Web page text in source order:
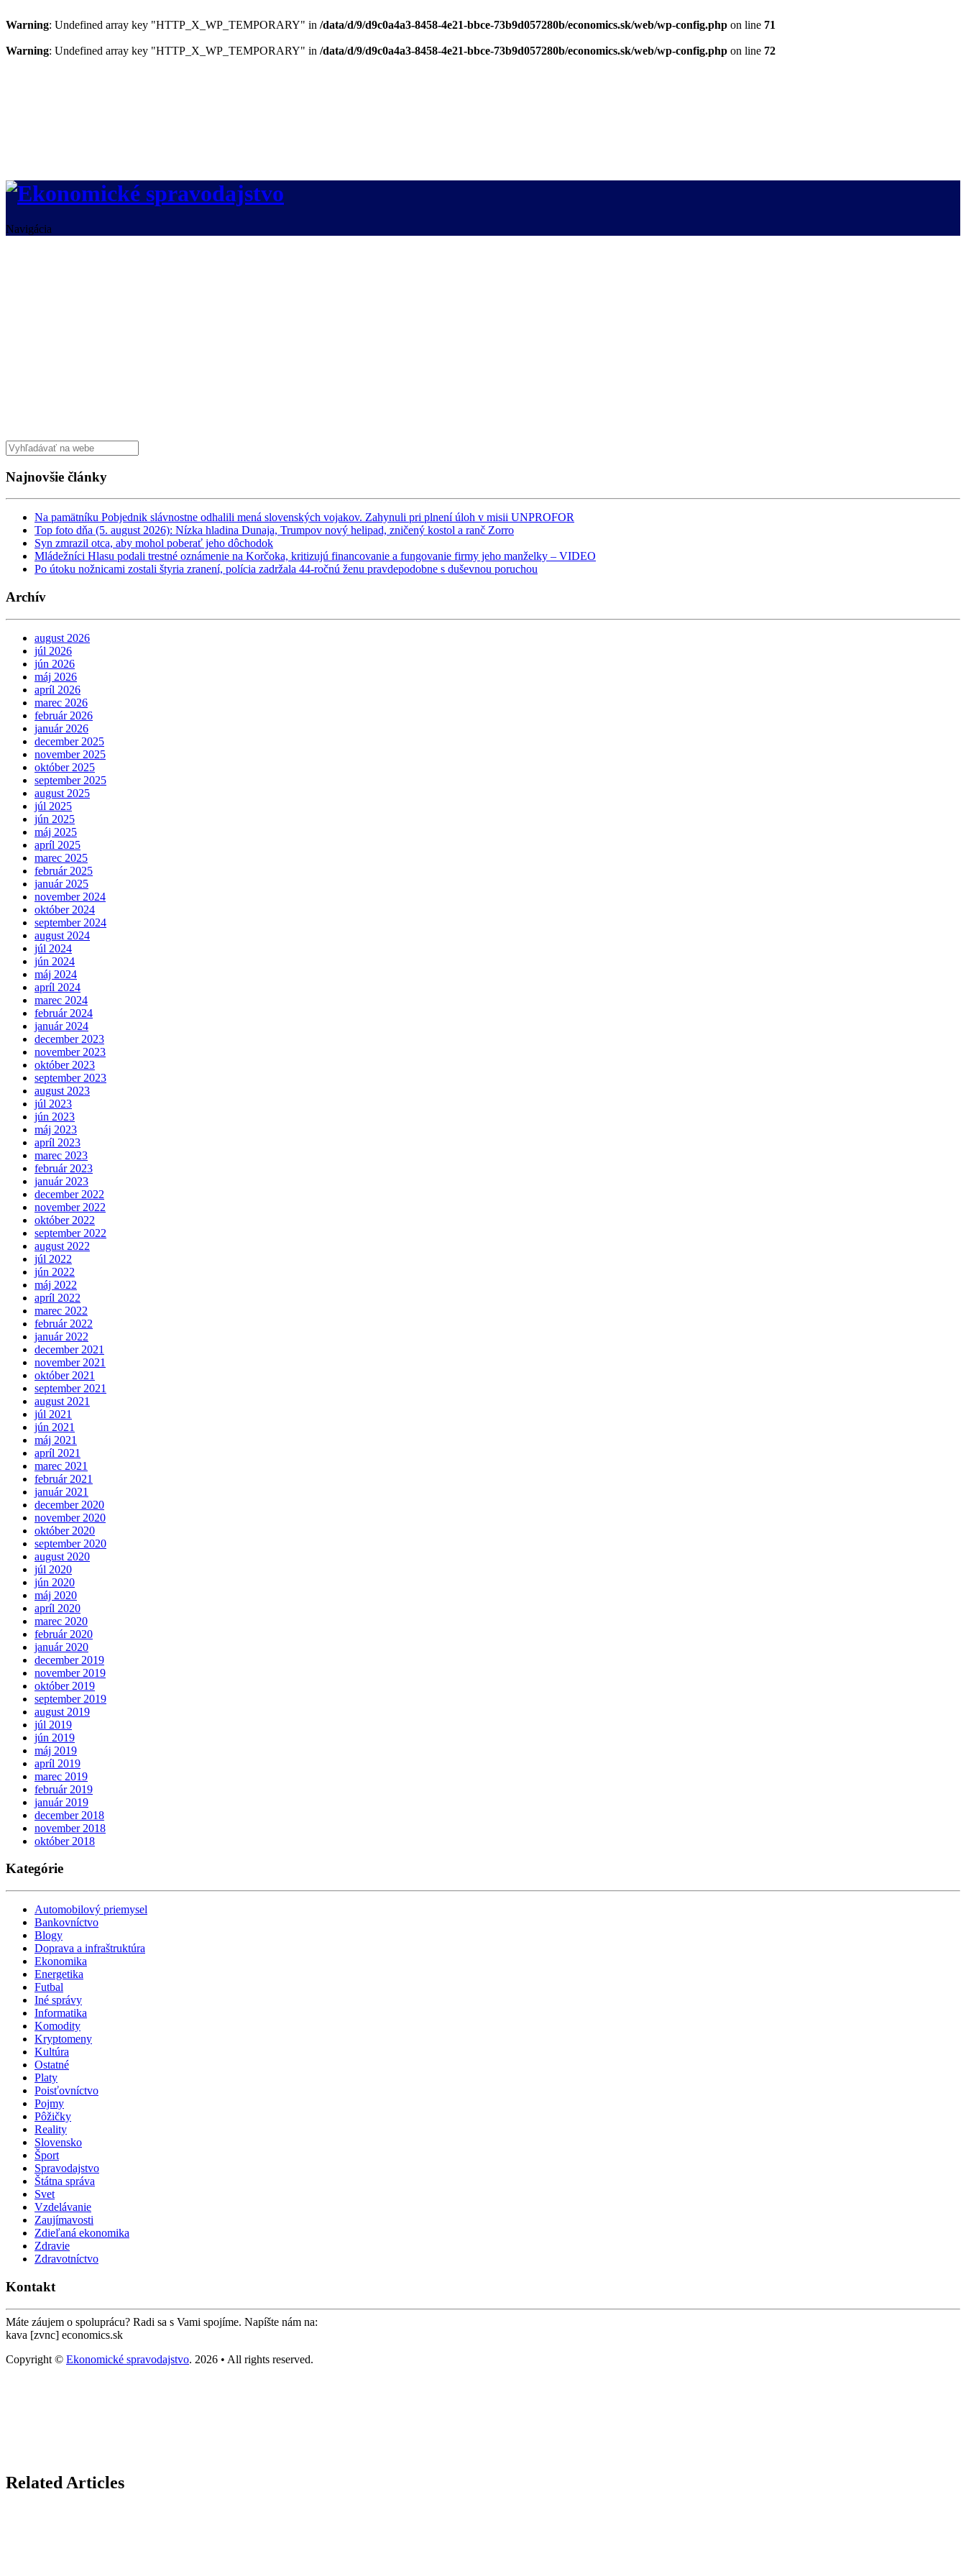
Warning: Undefined array key "HTTP_X_WP_TEMPORARY" in /data/d/9/d9c0a4a3-8458-4e21-bbce-73b9d057280b/economics.sk/web/wp-config.php on line 71
Warning: Undefined array key "HTTP_X_WP_TEMPORARY" in /data/d/9/d9c0a4a3-8458-4e21-bbce-73b9d057280b/economics.sk/web/wp-config.php on line 72
Navigácia
Najnovšie články
Na pamätníku Pobjednik slávnostne odhalili mená slovenských vojakov. Zahynuli pri plnení úloh v misii UNPROFOR
Top foto dňa (5. august 2026): Nízka hladina Dunaja, Trumpov nový helipad, zničený kostol a ranč Zorro
Syn zmrazil otca, aby mohol poberať jeho dôchodok
Mládežníci Hlasu podali trestné oznámenie na Korčoka, kritizujú financovanie a fungovanie firmy jeho manželky – VIDEO
Po útoku nožnicami zostali štyria zranení, polícia zadržala 44-ročnú ženu pravdepodobne s duševnou poruchou
Archív
august 2026
júl 2026
jún 2026
máj 2026
apríl 2026
marec 2026
február 2026
január 2026
december 2025
november 2025
október 2025
september 2025
august 2025
júl 2025
jún 2025
máj 2025
apríl 2025
marec 2025
február 2025
január 2025
november 2024
október 2024
september 2024
august 2024
júl 2024
jún 2024
máj 2024
apríl 2024
marec 2024
február 2024
január 2024
december 2023
november 2023
október 2023
september 2023
august 2023
júl 2023
jún 2023
máj 2023
apríl 2023
marec 2023
február 2023
január 2023
december 2022
november 2022
október 2022
september 2022
august 2022
júl 2022
jún 2022
máj 2022
apríl 2022
marec 2022
február 2022
január 2022
december 2021
november 2021
október 2021
september 2021
august 2021
júl 2021
jún 2021
máj 2021
apríl 2021
marec 2021
február 2021
január 2021
december 2020
november 2020
október 2020
september 2020
august 2020
júl 2020
jún 2020
máj 2020
apríl 2020
marec 2020
február 2020
január 2020
december 2019
november 2019
október 2019
september 2019
august 2019
júl 2019
jún 2019
máj 2019
apríl 2019
marec 2019
február 2019
január 2019
december 2018
november 2018
október 2018
Kategórie
Automobilový priemysel
Bankovníctvo
Blogy
Doprava a infraštruktúra
Ekonomika
Energetika
Futbal
Iné správy
Informatika
Komodity
Kryptomeny
Kultúra
Ostatné
Platy
Poisťovníctvo
Pojmy
Pôžičky
Reality
Slovensko
Šport
Spravodajstvo
Štátna správa
Svet
Vzdelávanie
Zaujímavosti
Zdieľaná ekonomika
Zdravie
Zdravotníctvo
Kontakt
Máte záujem o spoluprácu? Radi sa s Vami spojíme. Napíšte nám na:
kava [zvnc] economics.sk
Copyright © Ekonomické spravodajstvo. 2026 • All rights reserved.
Related Articles